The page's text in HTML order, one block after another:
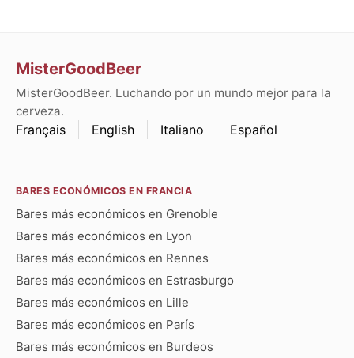
MisterGoodBeer
MisterGoodBeer. Luchando por un mundo mejor para la
cerveza.
Français English Italiano Español
BARES ECONÓMICOS EN FRANCIA
Bares más económicos en Grenoble
Bares más económicos en Lyon
Bares más económicos en Rennes
Bares más económicos en Estrasburgo
Bares más económicos en Lille
Bares más económicos en París
Bares más económicos en Burdeos